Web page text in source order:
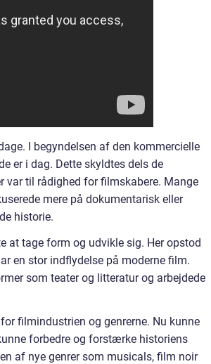
I begyndelsen af den kommercielle
er i dag. Dette skyldtes dels de
var til rådighed for filmskabere. Mange
mere på dokumentarisk eller
historie.
at tage form og udvikle sig. Her opstod
en stor indflydelse på moderne film.
som teater og litteratur og arbejdede
filmindustrien og genrerne. Nu kunne
forbedre og forstærke historiens
af nye genrer som musicals, film noir